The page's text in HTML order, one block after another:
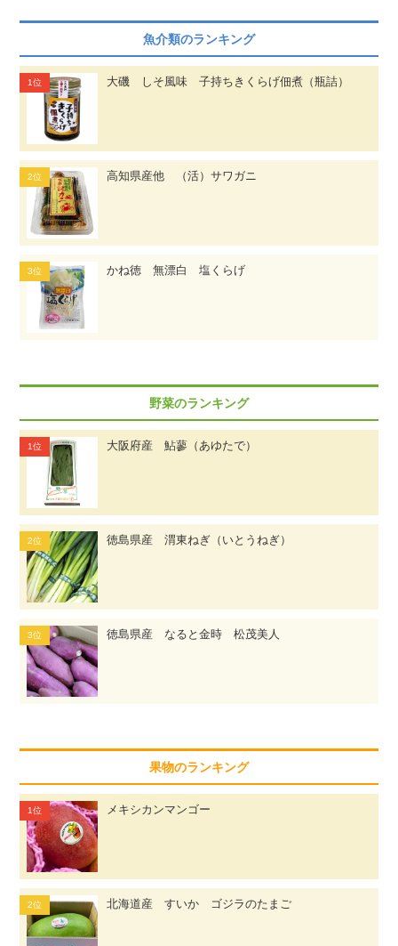
魚介類のランキング
大磯 しそ風味 子持ちきくらげ佃煮（瓶詰）
高知県産他 （活）サワガニ
かね徳 無漂白 塩くらげ
野菜のランキング
大阪府産 鮎蓼（あゆたで）
徳島県産 渭東ねぎ（いとうねぎ）
徳島県産 なると金時 松茂美人
果物のランキング
メキシカンマンゴー
北海道産 すいか ゴジラのたまご